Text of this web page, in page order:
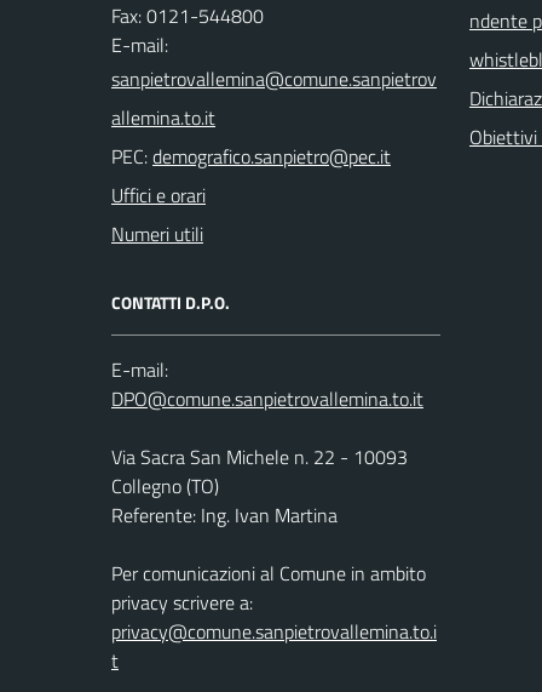
Fax: 0121-544800
E-mail:
PEC:
Uffici e orari
Numeri utili
CONTATTI D.P.O.
E-mail:
Via Sacra San Michele n. 22 - 10093
Collegno (TO)
Referente: Ing. Ivan Martina
Per comunicazioni al Comune in ambito
privacy scrivere a:
privacy@comune.sanpietrovallemina.to.i
t
ndente
Obiettivi